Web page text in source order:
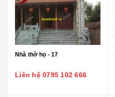
Nhà thờ họ - 17
Liên hệ 0795 102 666